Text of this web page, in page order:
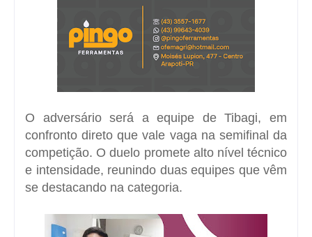
O adversário será a equipe deTibagi, em
confronto direto que vale vaga na semifinal da
competição. O duelo promete alto nível técnico
e intensidade, reunindo duas equipes que vêm
se destacando na categoria.